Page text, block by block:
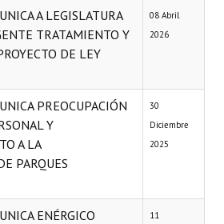
A LEGISLATURA
TRATAMIENTO Y
DE LEY
08 Abril
2026
PREOCUPACIÓN
Y
A LA
PARQUES
30
Diciembre
2025
ENÉRGICO
11